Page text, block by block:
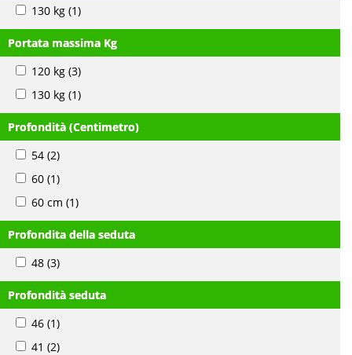
130 kg (1)
Portata massima Kg
120 kg (3)
130 kg (1)
Profondità (Centimetro)
54 (2)
60 (1)
60 cm (1)
Profondita della seduta
48 (3)
Profondità seduta
46 (1)
41 (2)